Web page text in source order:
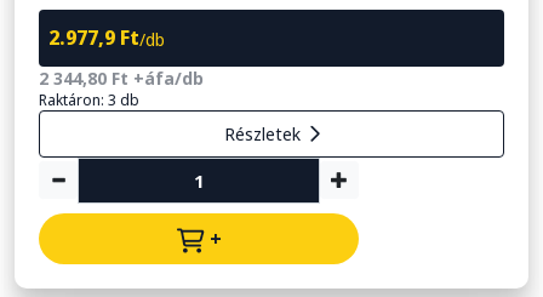
2.977,9 Ft/db
2 344,80 Ft +áfa/db
Raktáron: 3 db
Részletek
+